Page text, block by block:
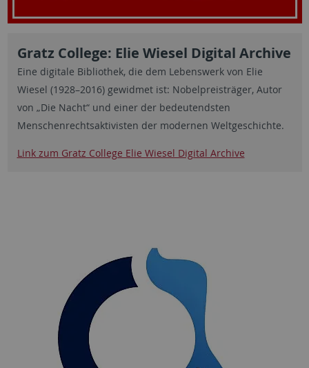
Gratz College: Elie Wiesel Digital Archive
Eine digitale Bibliothek, die dem Lebenswerk von Elie
Wiesel (1928–2016) gewidmet ist: Nobelpreisträger, Autor
von „Die Nacht“ und einer der bedeutendsten
Menschenrechtsaktivisten der modernen Weltgeschichte.
Link zum Gratz College Elie Wiesel Digital Archive